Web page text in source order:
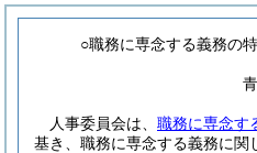
○職務に専念する義務の
人事委員会は、 職務に専念す
基き、職務に専念する義務に関